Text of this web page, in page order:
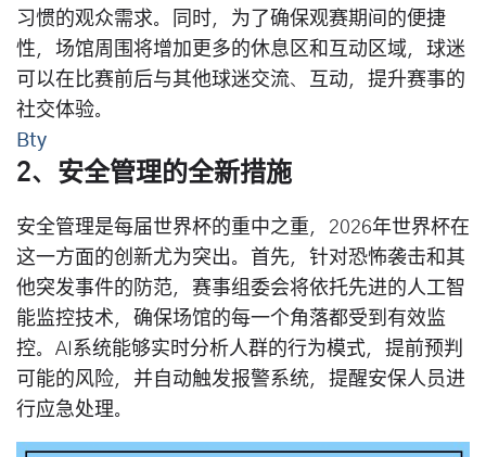
习惯的观众需求。同时，为了确保观赛期间的便捷
性，场馆周围将增加更多的休息区和互动区域，球迷
可以在比赛前后与其他球迷交流、互动，提升赛事的
社交体验。
Bty
2、安全管理的全新措施
安全管理是每届世界杯的重中之重，2026年世界杯在
这一方面的创新尤为突出。首先，针对恐怖袭击和其
他突发事件的防范，赛事组委会将依托先进的人工智
能监控技术，确保场馆的每一个角落都受到有效监
控。AI系统能够实时分析人群的行为模式，提前预判
可能的风险，并自动触发报警系统，提醒安保人员进
行应急处理。